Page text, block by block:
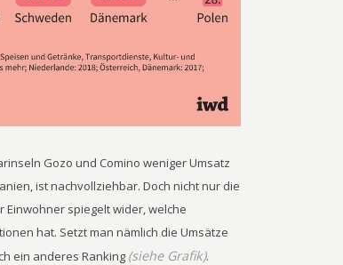
Gozo und Comino weniger Umsatz
ist nachvollziehbar. Doch nicht nur die
Einwohner spiegelt wider, welche
hat. Setzt man nämlich die Umsätze
ein anderes Ranking (siehe Grafik).